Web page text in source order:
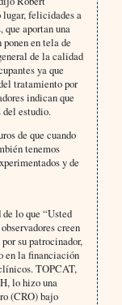
lugar, felicidades a
aportan una
en tela de
de la calidad
ya que
tratamiento por
indican que
del estudio.
de que cuando
tenemos
y de
lo que “Usted
creen
su patrocinador,
en la financiación
TOPCAT,
lo hizo una
(CRO) bajo